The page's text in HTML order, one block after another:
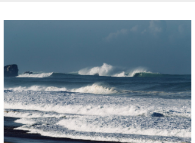
千葉北
伊豆
千葉南
その他
ルール＆How to
VOTE!